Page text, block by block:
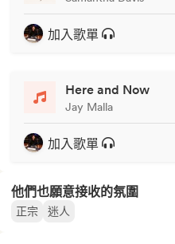
加入歌單
Here and Now
Jay Malla
加入歌單
他們也願意接收的氛圍
正宗 迷人